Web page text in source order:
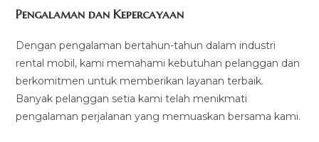
Pengalaman dan Kepercayaan
Dengan pengalaman bertahun-tahun dalam industri
rental mobil, kami memahami kebutuhan pelanggan dan
berkomitmen untuk memberikan layanan terbaik.
Banyak pelanggan setia kami telah menikmati
pengalaman perjalanan yang memuaskan bersama kami.